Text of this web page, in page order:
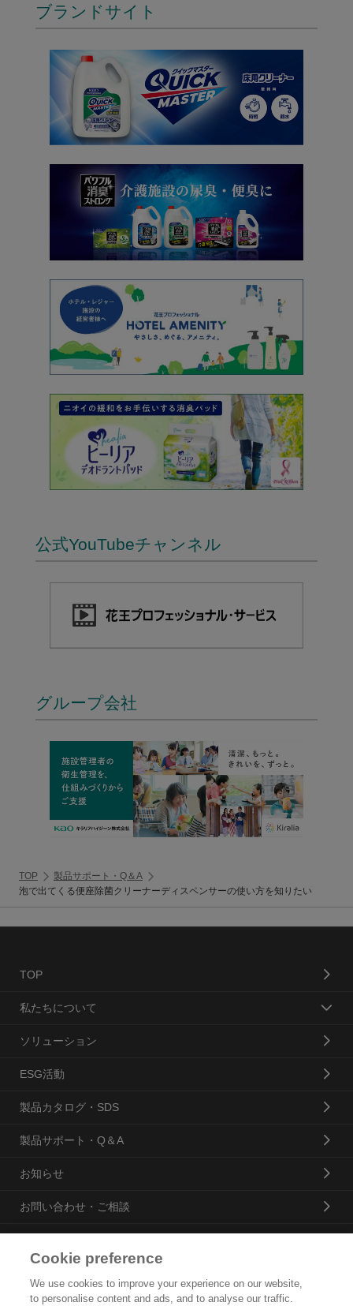
ブランドサイト
公式YouTubeチャンネル
グループ会社
TOP
製品サポート・Q＆A
泡で出てくる便座除菌クリーナーディスペンサーの使い方を知りたい
TOP
私たちについて
ソリューション
ESG活動
製品カタログ・SDS
製品サポート・Q＆A
お知らせ
お問い合わせ・ご相談
トップ
Cookie preference
We use cookies to improve your experience on our website,
to personalise content and ads, and to analyse our traffic.